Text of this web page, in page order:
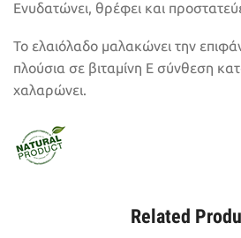
Ενυδατώνει, θρέφει και
Το ελαιόλαδο μαλακώνει την
πλούσια σε βιταμίνη Ε σύνθεση
χαλαρώνει.
Related